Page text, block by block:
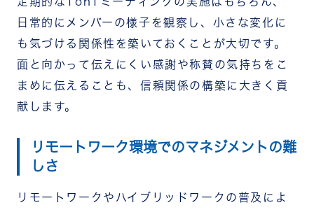
日常的にメンバーの様子を観察し、小さな変化に
も気づける関係性を築いておくことが大切です。
面と向かって伝えにくい感謝や称賛の気持ちをこ
まめに伝えることも、信頼関係の構築に大きく貢
献します。
リモートワーク環境でのマネジメントの難
しさ
リモートワークやハイブリッドワークの普及によ